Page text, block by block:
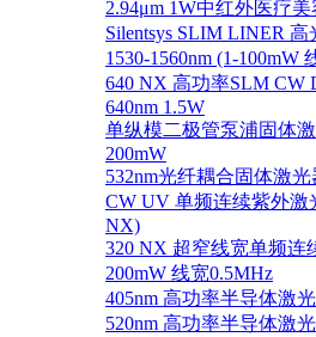
2.94μm 1W中红外医疗
Silentsys SLIM LINER
1530-1560nm (1-100mW
640 NX 高功率SLM CW
640nm 1.5W
单纵模二极管泵浦固体
200mW
532nm光纤耦合固体激光
CW UV 单频连续紫外激
NX)
320 NX 超窄线宽单频连
200mW 线宽0.5MHz
405nm 高功率半导体激
520nm 高功率半导体激